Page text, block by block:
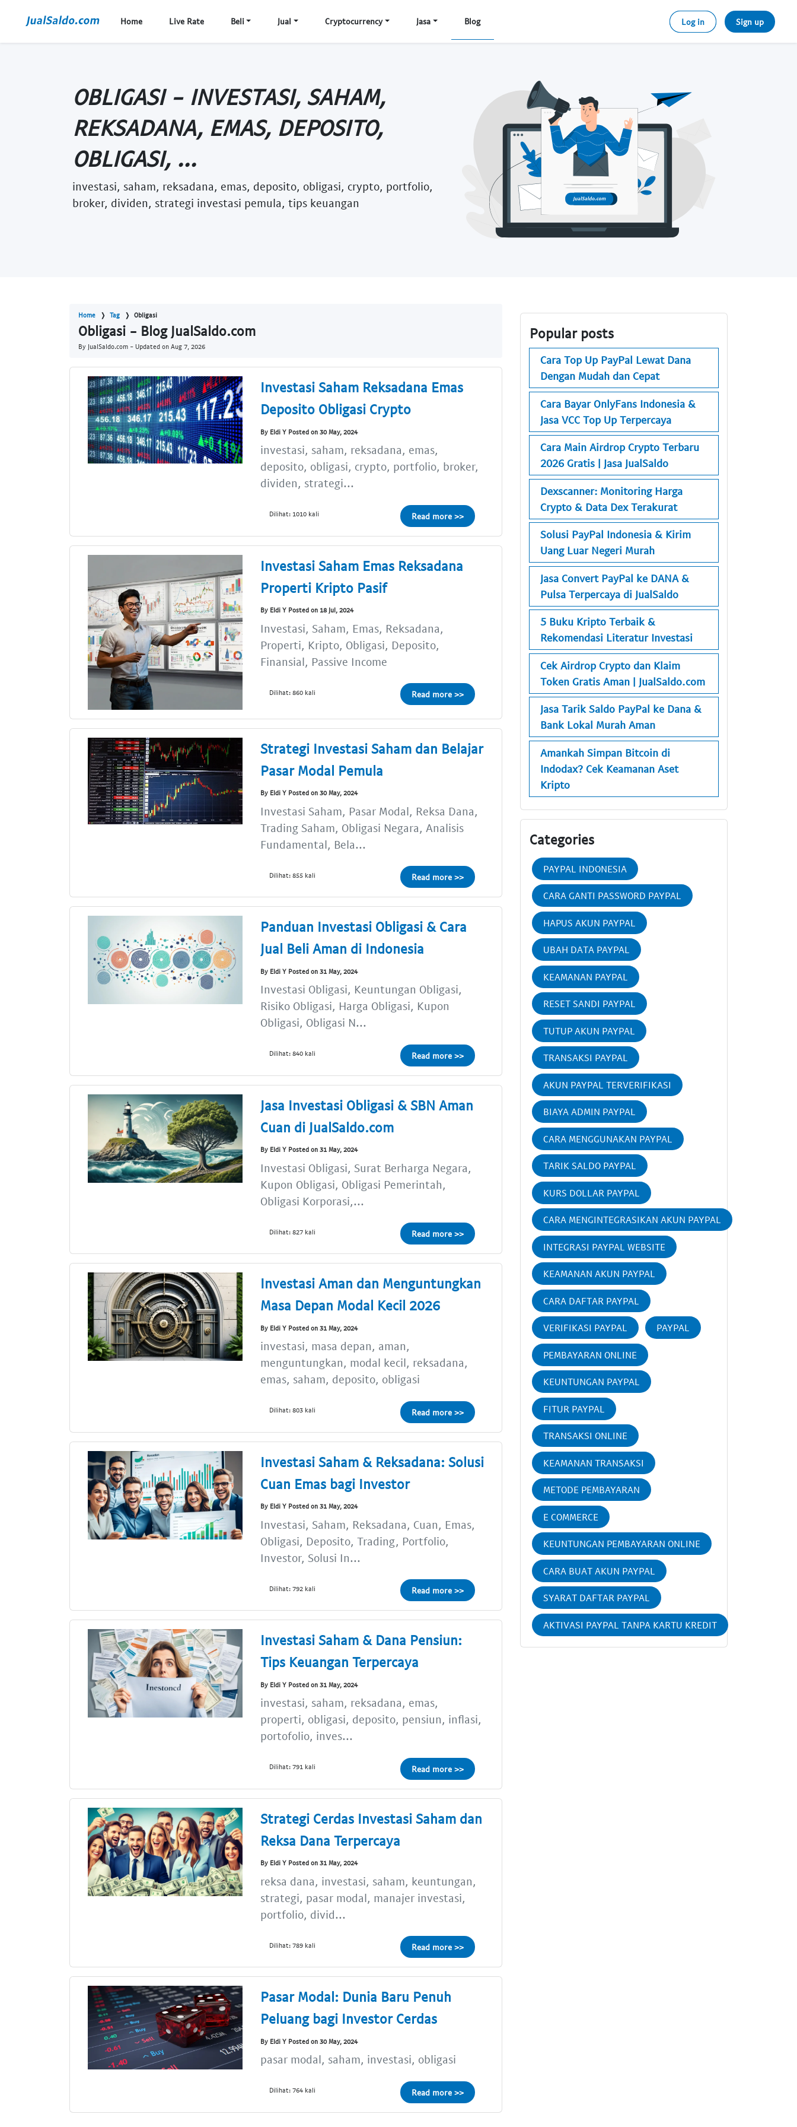
Home Live Rate Beli Jual Cryptocurrency Jasa Blog Log in Sign up
OBLIGASI - INVESTASI, SAHAM,
REKSADANA, EMAS, DEPOSITO,
OBLIGASI, ...
investasi, saham, reksadana, emas, deposito, obligasi, crypto, portfolio,
broker, dividen, strategi investasi pemula, tips keuangan
Home Tag Obligasi
Obligasi - Blog JualSaldo.com
By JualSaldo.com - Updated on Aug 7, 2026
Investasi Saham Reksadana Emas
Deposito Obligasi Crypto
By Eldi Y Posted on 30 May, 2024
investasi, saham, reksadana, emas,
deposito, obligasi, crypto, portfolio, broker,
dividen, strategi...
Dilihat: 1010 kali Read more >>
Investasi Saham Emas Reksadana
Properti Kripto Pasif
By Eldi Y Posted on 18 Jul, 2024
Investasi, Saham, Emas, Reksadana,
Properti, Kripto, Obligasi, Deposito,
Finansial, Passive Income
Dilihat: 860 kali Read more >>
Strategi Investasi Saham dan Belajar
Pasar Modal Pemula
By Eldi Y Posted on 30 May, 2024
Investasi Saham, Pasar Modal, Reksa Dana,
Trading Saham, Obligasi Negara, Analisis
Fundamental, Bela...
Dilihat: 855 kali Read more >>
Panduan Investasi Obligasi & Cara
Jual Beli Aman di Indonesia
By Eldi Y Posted on 31 May, 2024
Investasi Obligasi, Keuntungan Obligasi,
Risiko Obligasi, Harga Obligasi, Kupon
Obligasi, Obligasi N...
Dilihat: 840 kali Read more >>
Jasa Investasi Obligasi & SBN Aman
Cuan di JualSaldo.com
By Eldi Y Posted on 31 May, 2024
Investasi Obligasi, Surat Berharga Negara,
Kupon Obligasi, Obligasi Pemerintah,
Obligasi Korporasi,...
Dilihat: 827 kali Read more >>
Investasi Aman dan Menguntungkan
Masa Depan Modal Kecil 2026
By Eldi Y Posted on 31 May, 2024
investasi, masa depan, aman,
menguntungkan, modal kecil, reksadana,
emas, saham, deposito, obligasi
Dilihat: 803 kali Read more >>
Investasi Saham & Reksadana: Solusi
Cuan Emas bagi Investor
By Eldi Y Posted on 31 May, 2024
Investasi, Saham, Reksadana, Cuan, Emas,
Obligasi, Deposito, Trading, Portfolio,
Investor, Solusi In...
Dilihat: 792 kali Read more >>
Investasi Saham & Dana Pensiun:
Tips Keuangan Terpercaya
By Eldi Y Posted on 31 May, 2024
investasi, saham, reksadana, emas,
properti, obligasi, deposito, pensiun, inflasi,
portofolio, inves...
Dilihat: 791 kali Read more >>
Strategi Cerdas Investasi Saham dan
Reksa Dana Terpercaya
By Eldi Y Posted on 31 May, 2024
reksa dana, investasi, saham, keuntungan,
strategi, pasar modal, manajer investasi,
portfolio, divid...
Dilihat: 789 kali Read more >>
Pasar Modal: Dunia Baru Penuh
Peluang bagi Investor Cerdas
By Eldi Y Posted on 30 May, 2024
pasar modal, saham, investasi, obligasi
Dilihat: 764 kali Read more >>
Popular posts
Cara Top Up PayPal Lewat Dana
Dengan Mudah dan Cepat
Cara Bayar OnlyFans Indonesia &
Jasa VCC Top Up Terpercaya
Cara Main Airdrop Crypto Terbaru
2026 Gratis | Jasa JualSaldo
Dexscanner: Monitoring Harga
Crypto & Data Dex Terakurat
Solusi PayPal Indonesia & Kirim
Uang Luar Negeri Murah
Jasa Convert PayPal ke DANA &
Pulsa Terpercaya di JualSaldo
5 Buku Kripto Terbaik &
Rekomendasi Literatur Investasi
Cek Airdrop Crypto dan Klaim
Token Gratis Aman | JualSaldo.com
Jasa Tarik Saldo PayPal ke Dana &
Bank Lokal Murah Aman
Amankah Simpan Bitcoin di
Indodax? Cek Keamanan Aset
Kripto
Categories
PAYPAL INDONESIA
CARA GANTI PASSWORD PAYPAL
HAPUS AKUN PAYPAL
UBAH DATA PAYPAL
KEAMANAN PAYPAL
RESET SANDI PAYPAL
TUTUP AKUN PAYPAL
TRANSAKSI PAYPAL
AKUN PAYPAL TERVERIFIKASI
BIAYA ADMIN PAYPAL
CARA MENGGUNAKAN PAYPAL
TARIK SALDO PAYPAL
KURS DOLLAR PAYPAL
CARA MENGINTEGRASIKAN AKUN PAYPAL
INTEGRASI PAYPAL WEBSITE
KEAMANAN AKUN PAYPAL
CARA DAFTAR PAYPAL
VERIFIKASI PAYPAL PAYPAL
PEMBAYARAN ONLINE
KEUNTUNGAN PAYPAL
FITUR PAYPAL
TRANSAKSI ONLINE
KEAMANAN TRANSAKSI
METODE PEMBAYARAN
E COMMERCE
KEUNTUNGAN PEMBAYARAN ONLINE
CARA BUAT AKUN PAYPAL
SYARAT DAFTAR PAYPAL
AKTIVASI PAYPAL TANPA KARTU KREDIT